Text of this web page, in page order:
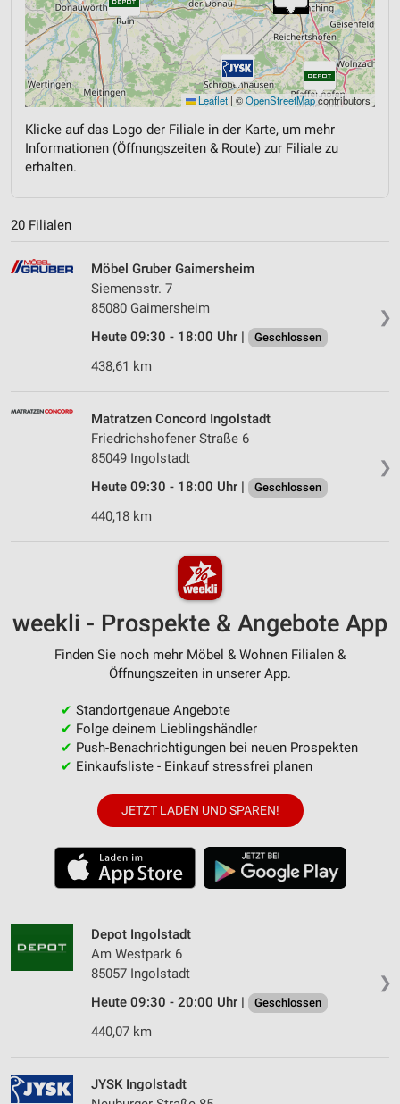
Leaflet | ©OpenStreetMapcontributors
Klicke auf das Logo der Filiale in der Karte, um mehr
Informationen (Öffnungszeiten & Route) zur Filiale zu
erhalten.
20 Filialen
❯
Möbel Gruber Gaimersheim
Siemensstr. 7
85080 Gaimersheim
Heute 09:30 - 18:00 Uhr |
Geschlossen
438,61 km
❯
Matratzen Concord Ingolstadt
Friedrichshofener Straße 6
85049 Ingolstadt
Heute 09:30 - 18:00 Uhr |
Geschlossen
440,18 km
weekli - Prospekte & Angebote App
Finden Sie noch mehr Möbel & Wohnen Filialen &
Öffnungszeiten in unserer App.
✔ Standortgenaue Angebote
✔ Folge deinem Lieblingshändler
✔ Push-Benachrichtigungen bei neuen Prospekten
✔ Einkaufsliste - Einkauf stressfrei planen
JETZT LADEN UND SPAREN!
❯
Depot Ingolstadt
Am Westpark 6
85057 Ingolstadt
Heute 09:30 - 20:00 Uhr |
Geschlossen
440,07 km
JYSK Ingolstadt